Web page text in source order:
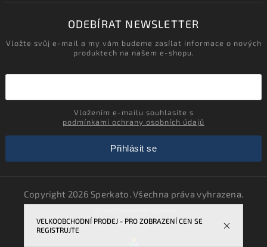
VELKOOBCHODNÍ PRODEJ - PRO ZOBRAZENÍ CEN SE
REGISTRUJTE
ODEBÍRAT NEWSLETTER
Vložte svůj e-mail a my vám budeme zasílat informace o nových
produktech na našem e-shopu.
podmínkami ochrany osobních údajů
Přihlásit se
Copyright 2026 Sperkato. Všechna práva vyhrazena.
VytvořilShoptet| DesignShoptak.cz.